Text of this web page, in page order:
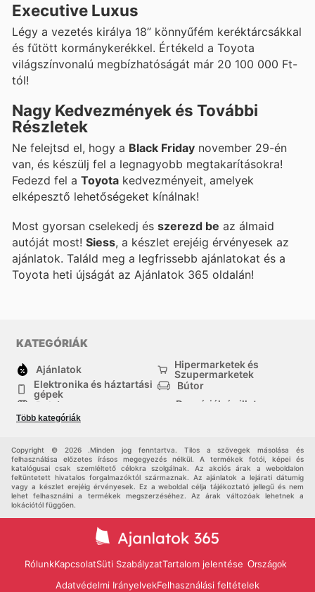
Executive Luxus
Légy a vezetés királya 18” könnyűfém keréktárcsákkal
és fűtött kormánykerékkel. Értékeld a Toyota
világszínvonalú megbízhatóságát már 20 100 000 Ft-
tól!
Nagy Kedvezmények és További
Részletek
Ne felejtsd el, hogy a Black Friday november 29-én
van, és készülj fel a legnagyobb megtakarításokra!
Fedezd fel a Toyota kedvezményeit, amelyek
elképesztő lehetőségeket kínálnak!
Most gyorsan cselekedj és szerezd be az álmaid
autóját most! Siess, a készlet erejéig érvényesek az
ajánlatok. Találd meg a legfrissebb ajánlatokat és a
Toyota heti újságát az Ajánlatok 365 oldalán!
KATEGÓRIÁK
Ajánlatok
Hipermarketek és
Szupermarketek
Elektronika és háztartási
gépek
Bútor
Ruházat
Drogériák és illatszer-
háztartási cikkek
Több kategóriák
Copyright © 2026 .Minden jog fenntartva. Tilos a szövegek másolása és
felhasználása előzetes írásos megegyezés nélkül. A termékek fotói, képei és
katalógusai csak szemléltető célokra szolgálnak. Az akciós árak a weboldalon
feltüntetett hivatalos forgalmazóktól származnak. Az ajánlatok a lejárati dátumig
vagy a készlet erejéig érvényesek. Ez a weboldal célja tájékoztató jellegű és nem
lehet felhasználni a termékek megszerzéséhez. Az árak változóak lehetnek a
lokációtól függően.
RólunkKapcsolatSüti SzabályzatTartalom jelentése Országok
Adatvédelmi IrányelvekFelhasználási feltételek